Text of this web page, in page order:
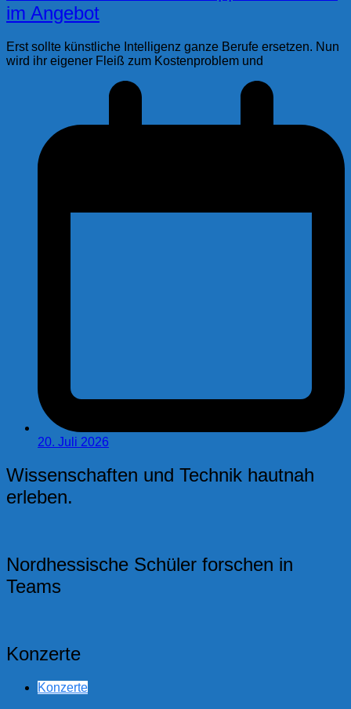
im Angebot
Erst sollte künstliche Intelligenz ganze Berufe ersetzen. Nun
wird ihr eigener Fleiß zum Kostenproblem und
20. Juli 2026
Wissenschaften und Technik hautnah
erleben.
Nordhessische Schüler forschen in
Teams
Konzerte
Konzerte